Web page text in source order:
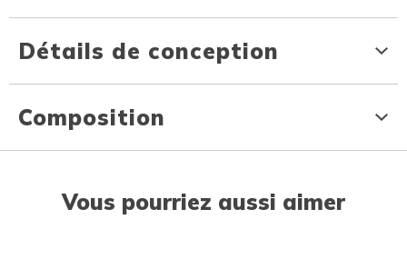
Détails de conception
Composition
Vous pourriez aussi aimer